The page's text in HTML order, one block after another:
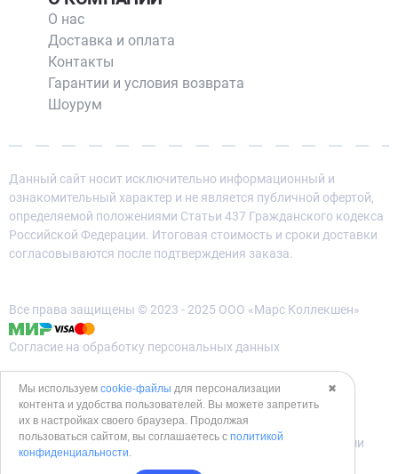
О нас
Доставка и оплата
Контакты
Гарантии и условия возврата
Шоурум
Данный сайт носит исключительно информационный и
ознакомительный характер и не является публичной офертой,
определяемой положениями Статьи 437 Гражданского кодекса
Российской Федерации. Итоговая стоимость и сроки доставки
согласовываются после подтверждения заказа.
Все права защищены © 2023 - 2025 ООО «Марс Коллекшен»
Согласие на обработку персональных данных
Политика использования cookies
Согласие на обработку данных метрическими программами
✖
Мы используем cookie-файлы для персонализации
контента и удобства пользователей. Вы можете запретить
их в настройках своего браузера. Продолжая
пользоваться сайтом, вы соглашаетесь с политикой
конфиденциальности.